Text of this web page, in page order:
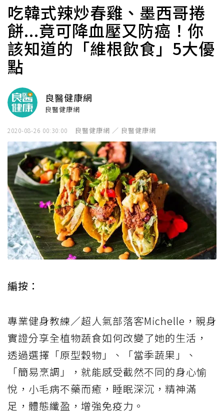
吃韓式辣炒春雞、墨西哥捲
餅...竟可降血壓又防癌！你
該知道的「維根飲食」5大優
點
良醫健康網
良醫健康網
2020-08-26 00:30:00 良醫健康網 ／ 良醫健康網
編按：
專業健身教練／超人氣部落客Michelle，親身
實證分享全植物蔬食如何改變了她的生活，
透過選擇「原型穀物」、「當季蔬果」、
「簡易烹調」，就能感受截然不同的身心愉
悅，小毛病不藥而癒，睡眠深沉，精神滿
足，體態纖盈，增強免疫力。